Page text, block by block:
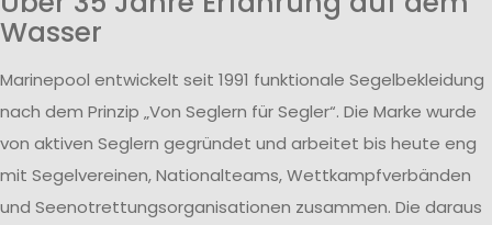
Wasser
Marinepool entwickelt seit 1991 funktionale Segelbekleidung
nach dem Prinzip „Von Seglern für Segler“. Die Marke wurde
von aktiven Seglern gegründet und arbeitet bis heute eng
mit Segelvereinen, Nationalteams, Wettkampfverbänden
und Seenotrettungsorganisationen zusammen. Die daraus